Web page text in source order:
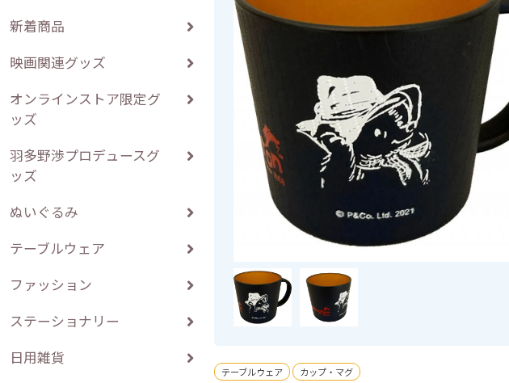
新着商品
映画関連グッズ
オンラインストア限定グ
ッズ
羽多野渉プロデュースグ
ッズ
ぬいぐるみ
テーブルウェア
ファッション
ステーショナリー
日用雑貨
テーブルウェア カップ・マグ